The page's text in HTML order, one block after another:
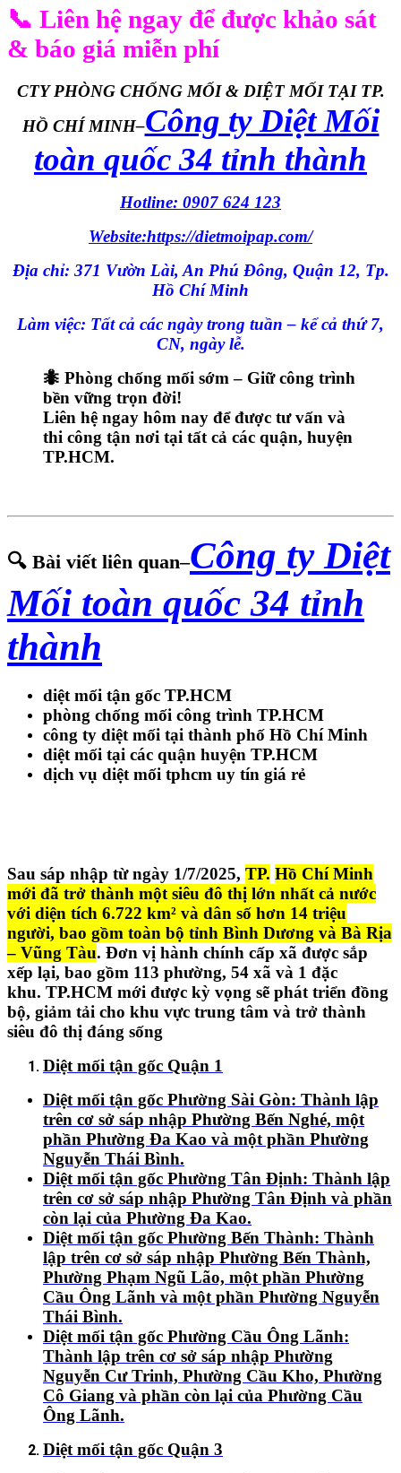
📞 Liên hệ ngay để được khảo sát
& báo giá miễn phí
CTY PHÒNG CHỐNG MỐI & DIỆT MỐI TẠI TP.
HỒ CHÍ MINH–Công ty Diệt Mối
toàn quốc 34 tỉnh thành
Hotline: 0907 624 123
Website:https://dietmoipap.com/
Địa chỉ: 371 Vườn Lài, An Phú Đông, Quận 12, Tp.
Hồ Chí Minh
Làm việc: Tất cả các ngày trong tuần – kể cả thứ 7,
CN, ngày lễ.
🐜 Phòng chống mối sớm – Giữ công trình
bền vững trọn đời!
Liên hệ ngay hôm nay đểđược tư vấn và
thi công tận nơi tại tất cả các quận, huyện
TP.HCM.
🔍 Bài viết liên quan–Công ty Diệt
Mối toàn quốc 34 tỉnh
thành
diệt mối tận gốc TP.HCM
phòng chống mối công trình TP.HCM
công ty diệt mối tại thành phố Hồ Chí Minh
diệt mối tại các quận huyện TP.HCM
dịch vụ diệt mối tphcm uy tín giá rẻ
Sau sáp nhập từ ngày 1/7/2025, TP. Hồ Chí Minh
mới đã trở thành một siêu đô thị lớn nhất cả nước
với diện tích 6.722 km² và dân số hơn 14 triệu
người, bao gồm toàn bộ tỉnh Bình Dương và Bà Rịa
– Vũng Tàu. Đơn vị hành chính cấp xã được sắp
xếp lại, bao gồm 113 phường, 54 xã và 1 đặc
khu. TP.HCM mới được kỳ vọng sẽ phát triển đồng
bộ, giảm tải cho khu vực trung tâm và trở thành
siêu đô thị đáng sống
Diệt mối tận gốc Quận 1
Diệt mối tận gốc Phường Sài Gòn: Thành lập
trên cơ sở sáp nhập Phường Bến Nghé, một
phần Phường Đa Kao và một phần Phường
Nguyễn Thái Bình.
Diệt mối tận gốc Phường Tân Định: Thành lập
trên cơ sở sáp nhập Phường Tân Định và phần
còn lại của Phường Đa Kao.
Diệt mối tận gốc Phường Bến Thành: Thành
lập trên cơ sở sáp nhập Phường Bến Thành,
Phường Phạm Ngũ Lão, một phần Phường
Cầu Ông Lãnh và một phần Phường Nguyễn
Thái Bình.
Diệt mối tận gốc Phường Cầu Ông Lãnh:
Thành lập trên cơ sở sáp nhập Phường
Nguyễn Cư Trinh, Phường Cầu Kho, Phường
Cô Giang và phần còn lại của Phường Cầu
Ông Lãnh.
Diệt mối tận gốc Quận 3